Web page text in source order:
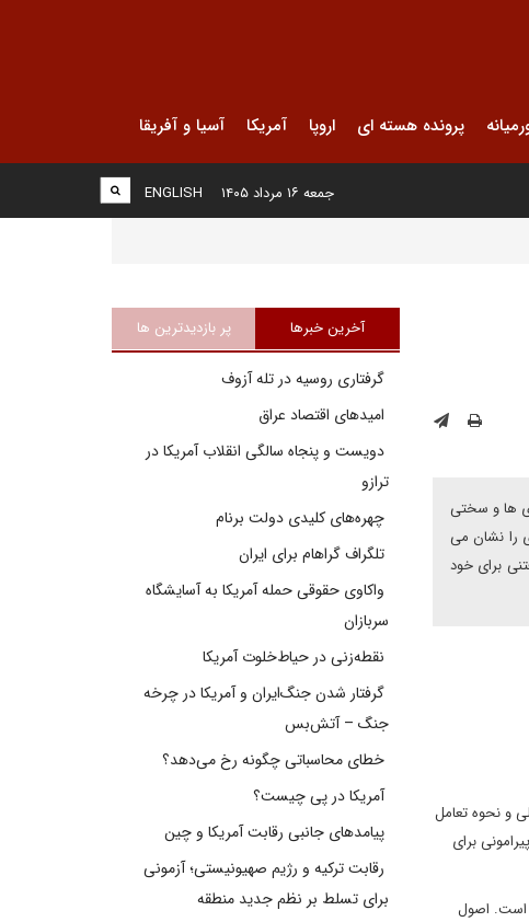
پرونده هسته ای اروپا آمریکا آسیا و آفریقا
ENGLISH جمعه ۱۶ مرداد ۱۴۰۵
ها و سختی
را نشان می
برای خود
و نحوه تعامل
برای
است. اصول
آخرین خبرها پر بازدیدترین ها
گرفتاری روسیه در تله آزوف
امیدهای اقتصاد عراق
دویست و پنجاه سالگی انقلاب آمریکا در
ترازو
چهره‌های کلیدی دولت برنام
تلگراف گراهام برای ایران
واکاوی حقوقی حمله آمریکا به آسایشگاه
سربازان
نقطه‌زنی در حیاط‌خلوت آمریکا
گرفتار شدن جنگ‌ایران و آمریکا در چرخه
جنگ – آتش‌بس
خطای محاسباتی چگونه رخ می‌دهد؟
آمریکا در پی چیست؟
پیامدهای جانبی رقابت آمریکا و چین
رقابت ترکیه و رژیم صهیونیستی؛ آزمونی
برای تسلط بر نظم جدید منطقه